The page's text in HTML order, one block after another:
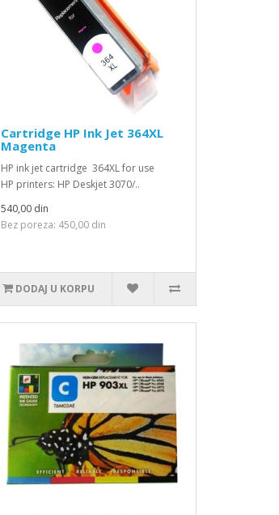
Cartridge HP Ink Jet 364XL
Magenta
HP ink jet cartridge 364XL for use
HP printers: HP Deskjet 3070/..
540,00 din
Bez poreza: 450,00 din
DODAJ U KORPU